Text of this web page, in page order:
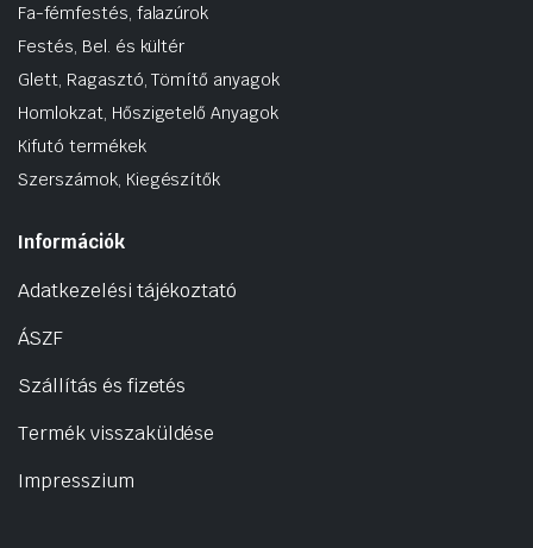
Fa-fémfestés, falazúrok
Festés, Bel. és kültér
Glett, Ragasztó, Tömítő anyagok
Homlokzat, Hőszigetelő Anyagok
Kifutó termékek
Szerszámok, Kiegészítők
Információk
Adatkezelési tájékoztató
ÁSZF
Szállítás és fizetés
Termék visszaküldése
Impresszium